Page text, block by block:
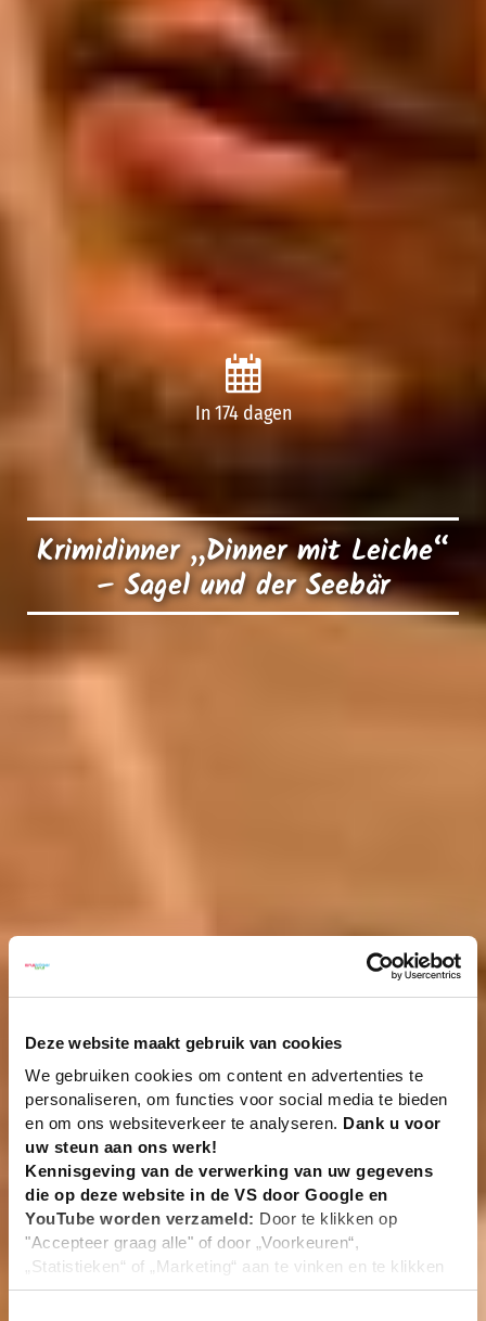
Deze website maakt gebruik van cookies
We gebruiken cookies om content en advertenties te
personaliseren, om functies voor social media te bieden
en om ons websiteverkeer te analyseren. Dank u voor
uw steun aan ons werk!
Kennisgeving van de verwerking van uw gegevens
die op deze website in de VS door Google en
YouTube worden verzameld: Door te klikken op
"Accepteer graag alle" of door „Voorkeuren“,
„Statistieken“ of „Marketing“ aan te vinken en te klikken
op "Selectie handmatig instellen", stemt u er ook mee in
In 174 dagen
Krimidinner „Dinner mit Leiche“
– Sagel und der Seebär